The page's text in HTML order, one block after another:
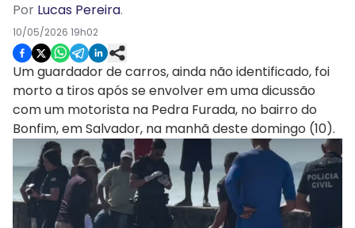
Por Lucas Pereira.
10/05/2026 19h02
Um guardador de carros, ainda não identificado, foi
morto a tiros após se envolver em uma dicussão
com um motorista na Pedra Furada, no bairro do
Bonfim, em Salvador, na manhã deste domingo (10).